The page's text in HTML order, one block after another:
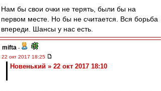
Нам бы свои очки не терять, были бы на
первом месте. Но бы не считается. Вся борьба
впереди. Шансы у нас есть.
mifta -
22 окт 2017 18:25
Новенький » 22 окт 2017 18:10